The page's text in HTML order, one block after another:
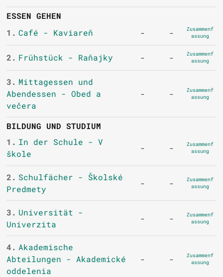
ESSEN GEHEN
1. Café - Kaviareň - -
Zusammenf
assung
2. Frühstück - Raňajky - -
Zusammenf
assung
3. Mittagessen und
Abendessen - Obed a
večera
- -
Zusammenf
assung
BILDUNG UND STUDIUM
1. In der Schule - V
škole
- -
Zusammenf
assung
2. Schulfächer - Školské
Predmety
- -
Zusammenf
assung
3. Universität -
Univerzita
- -
Zusammenf
assung
4. Akademische
Abteilungen - Akademické
oddelenia
- -
Zusammenf
assung